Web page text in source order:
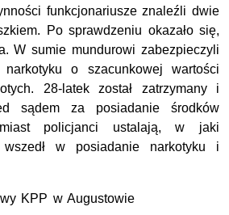
funkcjonariusze znaleźli dwie
Po sprawdzeniu okazało się,
W sumie mundurowi zabezpieczyli
o szacunkowej wartości
28-latek został zatrzymany i
sądem za posiadanie środków
policjanci ustalają, w jaki
wszedł w posiadanie narkotyku i
KPP w Augustowie